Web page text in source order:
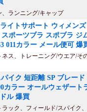
ランニング/キャップ
イトサポート ウィメン
ポーツブラ スポブラ ジ
011カラー メール便可 爆
ス、トレーニング/ウエア/そ
イク 短距離 SP ブレード
カラー オールウェザート
ル 爆買
ック、フィールド/スパイク